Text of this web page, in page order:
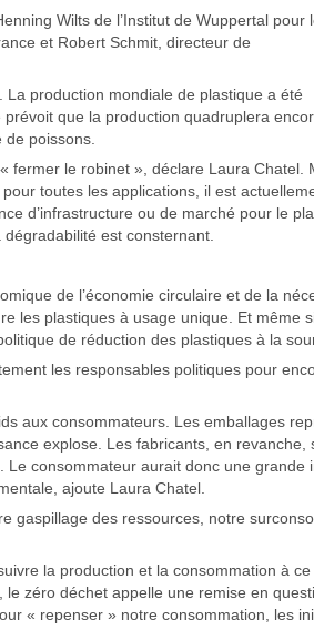
Wilts de l’Institut de Wuppertal pour
et Robert Schmit, directeur de
production mondiale de plastique a été
que la production quadruplera
poissons.
fermer le robinet », déclare Laura Chatel.
toutes les applications, il est
d’infrastructure ou de marché pour le
est consternant.
de l’économie circulaire et de la
plastiques à usage unique. Et même
de réduction des plastiques à la
les responsables politiques pour
aux consommateurs. Les emballages
explose. Les fabricants, en
consommateur aurait donc une grande
ajoute Laura Chatel.
des ressources, notre
la production et la consommation à
zéro déchet appelle une remise en
« repenser » notre consommation, les